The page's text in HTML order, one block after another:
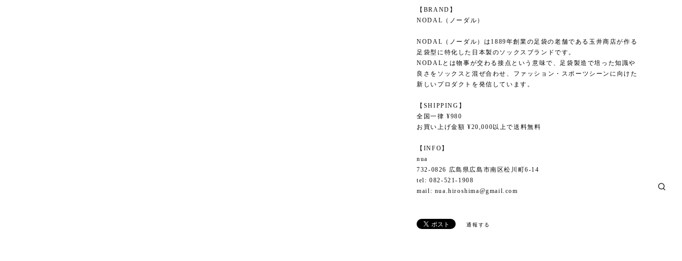
【BRAND】
NODAL（ノーダル）
NODAL（ノーダル）は1889年創業の足袋の老舗である玉井商店が作る
足袋型に特化した日本製のソックスブランドです。
NODALとは物事が交わる接点という意味で、足袋製造で培った知識や
良さをソックスと混ぜ合わせ、ファッション・スポーツシーンに向けた
新しいプロダクトを発信しています。
【SHIPPING】
全国一律 ¥980
お買い上げ金額 ¥20,000以上で送料無料
【INFO】
nua
732-0826 広島県広島市南区松川町6-14
tel: 082-521-1908
mail: nua.hiroshima@gmail.com
通報する